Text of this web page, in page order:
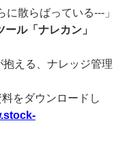
に散らばっている---」
ル「ナレカン」
える、ナレッジ管理
をダウンロードし